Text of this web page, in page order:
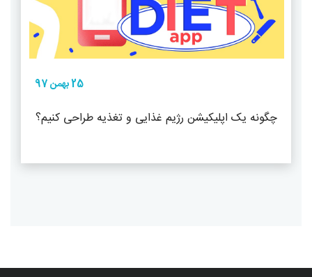
25 بهمن 97
چگونه یک اپلیکیشن رژیم غذایی و تغذیه طراحی کنیم؟